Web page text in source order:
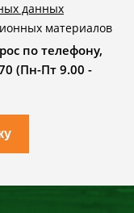
данных
материалов
по телефону,
(Пн-Пт 9.00 -